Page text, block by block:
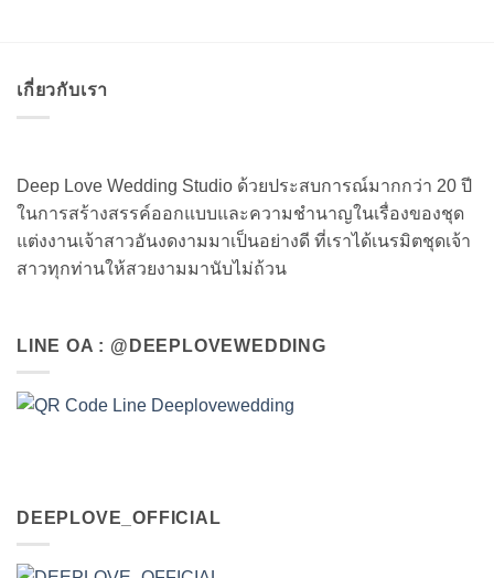
เกี่ยวกับเรา
Deep Love Wedding Studio ด้วยประสบการณ์มากกว่า 20 ปี
ในการสร้างสรรค์ออกแบบและความชำนาญในเรื่องของชุด
แต่งงานเจ้าสาวอันงดงามมาเป็นอย่างดี ที่เราได้เนรมิตชุดเจ้า
สาวทุกท่านให้สวยงามมานับไม่ถ้วน
LINE OA : @DEEPLOVEWEDDING
DEEPLOVE_OFFICIAL